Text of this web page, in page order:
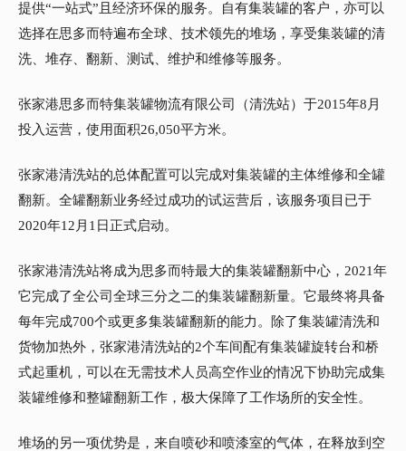
提供“一站式”且经济环保的服务。自有集装罐的客户，亦可以
选择在思多而特遍布全球、技术领先的堆场，享受集装罐的清
洗、堆存、翻新、测试、维护和维修等服务。
张家港思多而特集装罐物流有限公司（清洗站）于2015年8月
投入运营，使用面积26,050平方米。
张家港清洗站的总体配置可以完成对集装罐的主体维修和全罐
翻新。全罐翻新业务经过成功的试运营后，该服务项目已于
2020年12月1日正式启动。
张家港清洗站将成为思多而特最大的集装罐翻新中心，2021年
它完成了全公司全球三分之二的集装罐翻新量。它最终将具备
每年完成700个或更多集装罐翻新的能力。除了集装罐清洗和
货物加热外，张家港清洗站的2个车间配有集装罐旋转台和桥
式起重机，可以在无需技术人员高空作业的情况下协助完成集
装罐维修和整罐翻新工作，极大保障了工作场所的安全性。
堆场的另一项优势是，来自喷砂和喷漆室的气体，在释放到空